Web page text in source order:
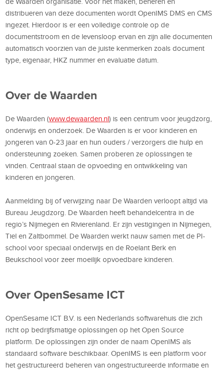
distribueren van deze documenten wordt OpenIMS DMS en CMS
ingezet. Hierdoor is er een volledige controle op de
documentstroom en de levensloop ervan en zijn alle documenten
automatisch voorzien van de juiste kenmerken zoals document
type, eigenaar, HKZ nummer en evaluatie datum.
Over de Waarden
De Waarden (www.dewaarden.nl) is een centrum voor jeugdzorg,
onderwijs en onderzoek. De Waarden is er voor kinderen en
jongeren van 0-23 jaar en hun ouders / verzorgers die hulp en
ondersteuning zoeken. Samen proberen ze oplossingen te
vinden. Centraal staan de opvoeding en ontwikkeling van
kinderen en jongeren.
Aanmelding bij of verwijzing naar De Waarden verloopt altijd via
Bureau Jeugdzorg. De Waarden heeft behandelcentra in de
regio’s Nijmegen en Rivierenland. Er zijn vestigingen in Nijmegen,
Tiel en Zaltbommel. De Waarden werkt nauw samen met de PI-
school voor speciaal onderwijs en de Roelant Berk en
Beukschool voor zeer moeilijk opvoedbare kinderen.
Over OpenSesame ICT
OpenSesame ICT B.V. is een Nederlands softwarehuis die zich
richt op bedrijfsmatige oplossingen op het Open Source
platform. De oplossingen zijn onder de naam OpenIMS als
standaard software beschikbaar. OpenIMS is een platform voor
het gestructureerd beheren van ongestructureerde informatie en